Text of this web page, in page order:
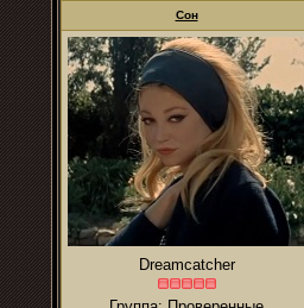
Сон
Dreamcatcher